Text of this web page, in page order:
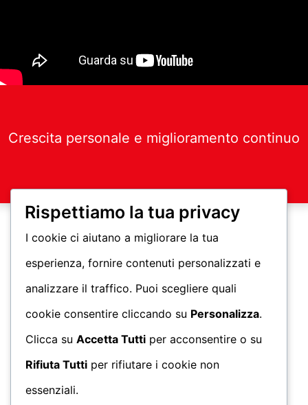
Crescita personale e miglioramento continuo
Rispettiamo la tua privacy
I cookie ci aiutano a migliorare la tua
esperienza, fornire contenuti personalizzati e
analizzare il traffico. Puoi scegliere quali
cookie consentire cliccando su Personalizza.
Clicca su Accetta Tutti per acconsentire o su
Rifiuta Tutti per rifiutare i cookie non
essenziali.